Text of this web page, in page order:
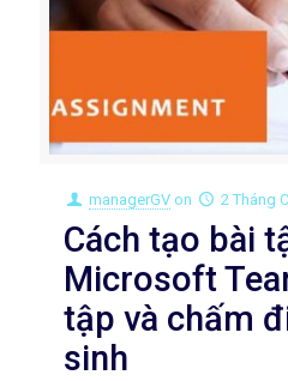
managerGV on 2 Tháng
Cách tạo bài
Microsoft
tập và chấm
sinh